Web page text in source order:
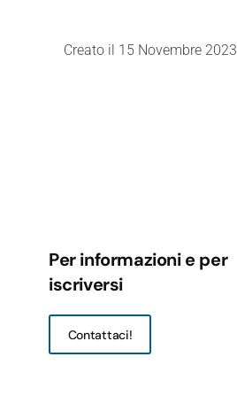
Creato il 15 Novembre 2023
Per informazioni e per
iscriversi
Contattaci!